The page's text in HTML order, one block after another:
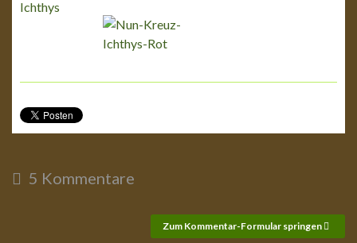
5 Kommentare
Zum Kommentar-Formular springen